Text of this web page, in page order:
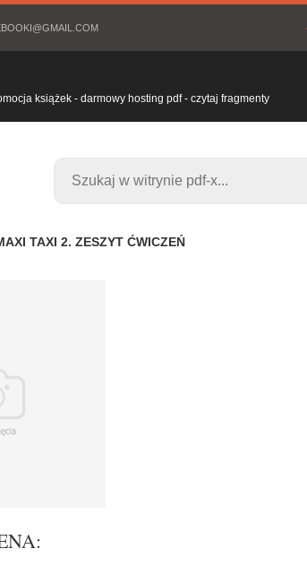
książek - darmowy hosting pdf - czytaj fragmenty
TAXI 2. ZESZYT ĆWICZEŃ